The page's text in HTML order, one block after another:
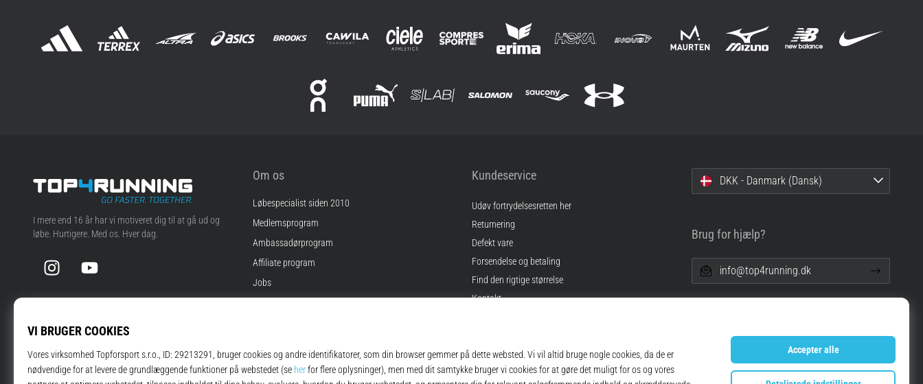
Top4Running.dk
I mere end 16 år har vi motiveret dig til at gå ud og
løbe. Hurtigere. Med os. Hver dag.
InstagramYouTube
Om os
Løbespecialist siden 2010
Medlemsprogram
Ambassadørprogram
Affiliate program
Jobs
Kundeservice
Udøv fortrydelsesretten her
Returnering
Defekt vare
Forsendelse og betaling
Find den rigtige størrelse
Kontakt
DKK - Danmark (Dansk)
Brug for hjælp?
info@top4running.dk